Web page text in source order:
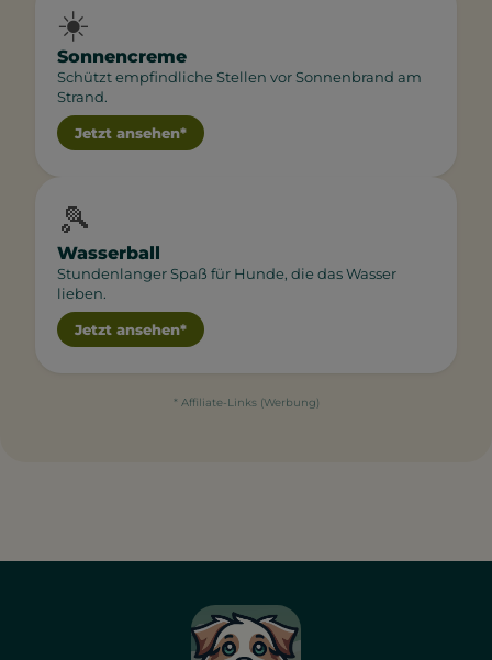
☀️
Sonnencreme
Schützt empfindliche Stellen vor Sonnenbrand am
Strand.
Jetzt ansehen*
🎾
Wasserball
Stundenlanger Spaß für Hunde, die das Wasser
lieben.
Jetzt ansehen*
* Affiliate-Links (Werbung)